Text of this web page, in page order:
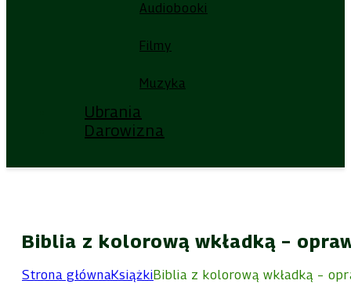
Audiobooki
Filmy
Muzyka
Ubrania
Darowizna
Biblia z kolorową wkładką –
Strona głównaKsiążkiBiblia z kolorową wkładką –